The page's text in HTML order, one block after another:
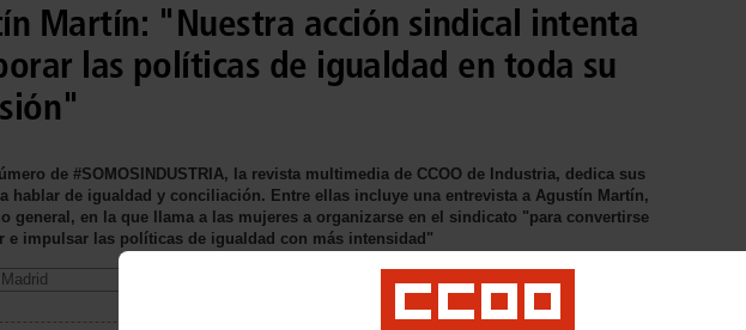
Martín: "Nuestra acción sindical intenta
las políticas de igualdad en toda su
de #SOMOSINDUSTRIA, la revista multimedia de CCOO de Industria, dedica sus
hablar de igualdad y conciliación. Entre ellas incluye una entrevista a Agustín Martín,
general, en la que llama a las mujeres a organizarse en el sindicato "para convertirse
e impulsar las políticas de igualdad con más intensidad"